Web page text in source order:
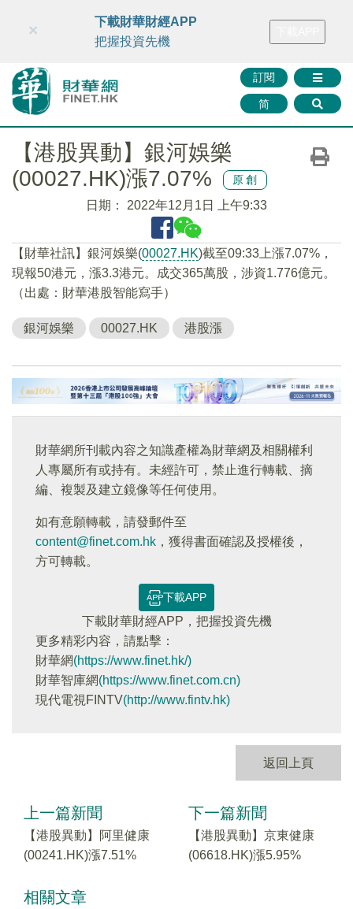
財華智庫網 FINTV FINMETA 財華證券 媒體矩陣
訂閱
简
×
下載財華財經APP
把握投資先機
【港股異動】銀河娛樂
(00027.HK)漲7.07%
原創
日期： 2022年12月1日 上午9:33
【財華社訊】銀河娛樂(00027.HK)截至09:33上漲7.07%，
現報50港元，漲3.3港元。成交365萬股，涉資1.776億元。
（出處：財華港股智能寫手）
銀河娛樂 00027.HK 港股漲
財華網所刊載內容之知識產權為財華網及相關權利
人專屬所有或持有。未經許可，禁止進行轉載、摘
編、複製及建立鏡像等任何使用。
如有意願轉載，請發郵件至
content@finet.com.hk ，獲得書面確認及授權後，
方可轉載。
下載APP
下載財華財經APP，把握投資先機
更多精彩内容，請點擊：
財華網(https://www.finet.hk/)
財華智庫網(https://www.finet.com.cn)
現代電視FINTV(http://www.fintv.hk)
返回上頁
上一篇新聞
【港股異動】阿里健康
(00241.HK)漲7.51%
下一篇新聞
【港股異動】京東健康
(06618.HK)漲5.95%
相關文章